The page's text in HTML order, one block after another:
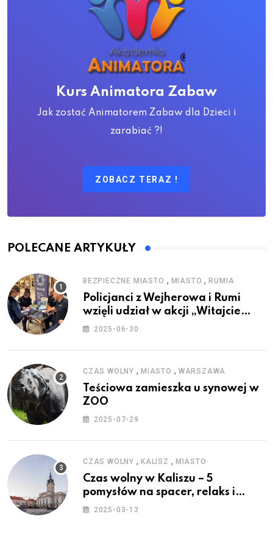
Kurs Animatora Zabaw
Jak zostać Animatorem Zabaw dla Dzieci i
zarabiać ?!
ZOBACZ TERAZ !
POLECANE ARTYKUŁY
BEZPIECZNE MIASTO , MIASTO ,RUMIA
Policjanci z Wejherowa i Rumi
wzięli udział w akcji „Witajcie
Wakacje”
2025-06-30
CZAS WOLNY , MIASTO , WARSZAWA
Teściowa zamieszka u synowej w
ZOO
2025-07-29
CZAS WOLNY , KALISZ , MIASTO
Czas wolny w Kaliszu – 5
pomysłów na spacer, relaks i
rodzinne atrakcje
2025-03-13